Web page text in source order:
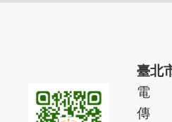
臺北
電
傳